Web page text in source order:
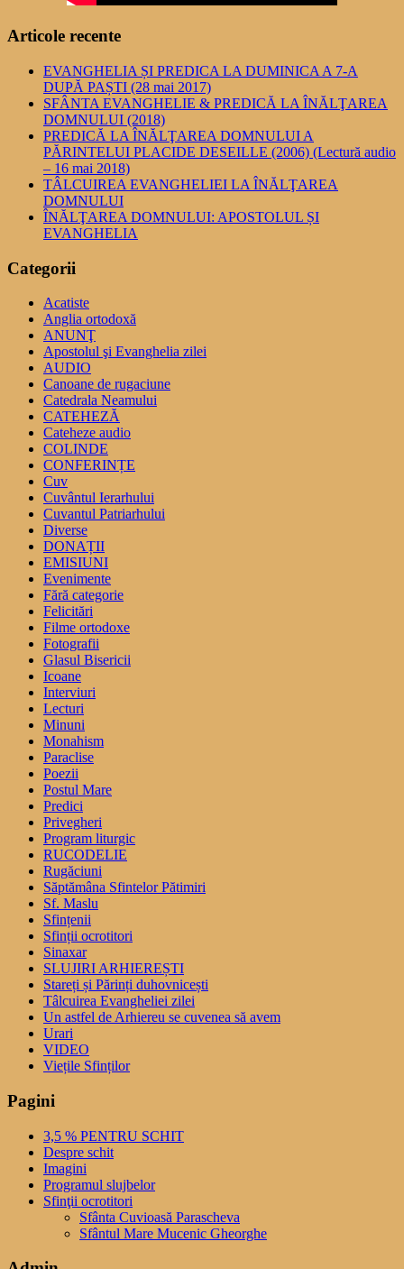
Articole recente
EVANGHELIA ȘI PREDICA LA DUMINICA A 7-A
DUPĂ PAȘTI (28 mai 2017)
SFÂNTA EVANGHELIE & PREDICĂ LA ÎNĂLŢAREA
DOMNULUI (2018)
PREDICĂ LA ÎNĂLŢAREA DOMNULUI A
PĂRINTELUI PLACIDE DESEILLE (2006) (Lectură audio
– 16 mai 2018)
TÂLCUIREA EVANGHELIEI LA ÎNĂLŢAREA
DOMNULUI
ÎNĂLŢAREA DOMNULUI: APOSTOLUL ȘI
EVANGHELIA
Categorii
Acatiste
Anglia ortodoxă
ANUNŢ
Apostolul şi Evanghelia zilei
AUDIO
Canoane de rugaciune
Catedrala Neamului
CATEHEZĂ
Cateheze audio
COLINDE
CONFERINȚE
Cuv
Cuvântul Ierarhului
Cuvantul Patriarhului
Diverse
DONAȚII
EMISIUNI
Evenimente
Fără categorie
Felicitări
Filme ortodoxe
Fotografii
Glasul Bisericii
Icoane
Interviuri
Lecturi
Minuni
Monahism
Paraclise
Poezii
Postul Mare
Predici
Privegheri
Program liturgic
RUCODELIE
Rugăciuni
Săptămâna Sfintelor Pătimiri
Sf. Maslu
Sfințenii
Sfinții ocrotitori
Sinaxar
SLUJIRI ARHIEREȘTI
Stareți și Părinți duhovnicești
Tâlcuirea Evangheliei zilei
Un astfel de Arhiereu se cuvenea să avem
Urari
VIDEO
Viețile Sfinților
Pagini
3,5 % PENTRU SCHIT
Despre schit
Imagini
Programul slujbelor
Sfinţii ocrotitori
Sfânta Cuvioasă Parascheva
Sfântul Mare Mucenic Gheorghe